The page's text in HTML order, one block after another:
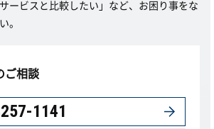
ービスと比較したい」など、お困り事をな
。
ご相談
1141